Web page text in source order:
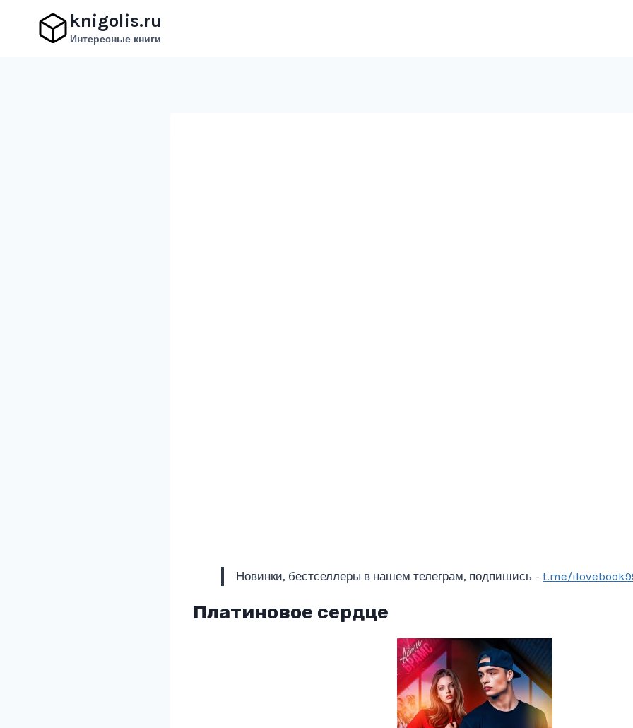
содержимому
knigolis.ru
Интересные книги
Новинки, бестселлеры в нашем телеграм, подпишись - t.me/
Платиновое сердце